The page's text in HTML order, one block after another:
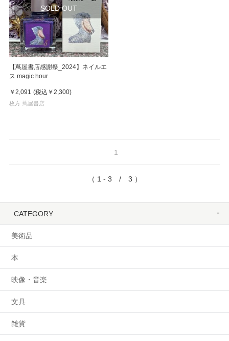
SOLD OUT
【蔦屋書店感謝祭_2024】ネイルエ
ス magic hour
￥2,091 (税込 ￥2,300)
枚方 蔦屋書店
1
（ 1 - 3 / 3 ）
CATEGORY
美術品
本
映像・音楽
文具
雑貨